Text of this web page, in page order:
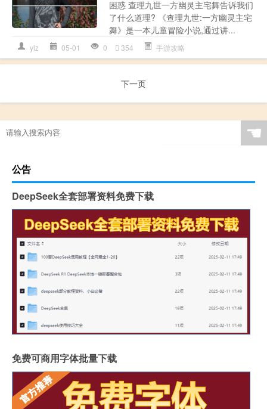
困惑 查理九世一方幽灵主宅舞告诉我们
了什么道理? 《查理九世:一方幽灵主宅
舞》是一本儿童冒险小说,通过讲...
ylz 05-01 0 354 手游攻略
下一页
☚
公告
DeepSeek全套部署资料免费下载
免费可商用字体批量下载